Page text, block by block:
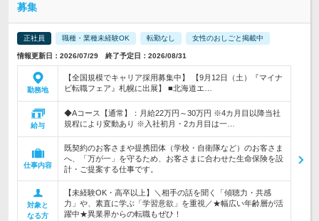
募集
正社員 職種・業種未経験OK 転勤なし 女性のおしごと掲載中
情報更新日：2026/07/29 終了予定日：2026/08/31
勤務地
【全国規模でキャリア採用募集中】 【9月12日（土）『マイナ
ビ転職フェア』札幌に出展】 ■北海道エ…
給与
◆Aコース【通常】：月給22万円～30万円 ※4カ月目以降当社
規程により変動あり ※入社初月・2カ月目は一…
仕事内容
既契約のお客さまや提携団体（学校・自衛隊など）のお客さま
へ、「万が一」を守るため、お客さまに合わせた生命保険を設
計・ご提案する仕事です。
対象と
なる方
【未経験OK・高卒以上】＼相手の話を聞く「傾聴力・共感
力」や、素直に学ぶ「学習意欲」を重視／★幅広い年齢層が活
躍中★異業界からの転職もぜひ！